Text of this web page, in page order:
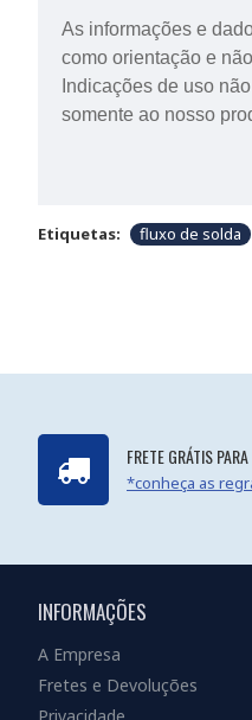
As informações e
como orientação e
Indicações de uso
somente ao nosso
Etiquetas: fluxo de solda
FRETE GRÁTIS
*conheça as
INFORMAÇÕES
A Empresa
Fretes e Devoluções